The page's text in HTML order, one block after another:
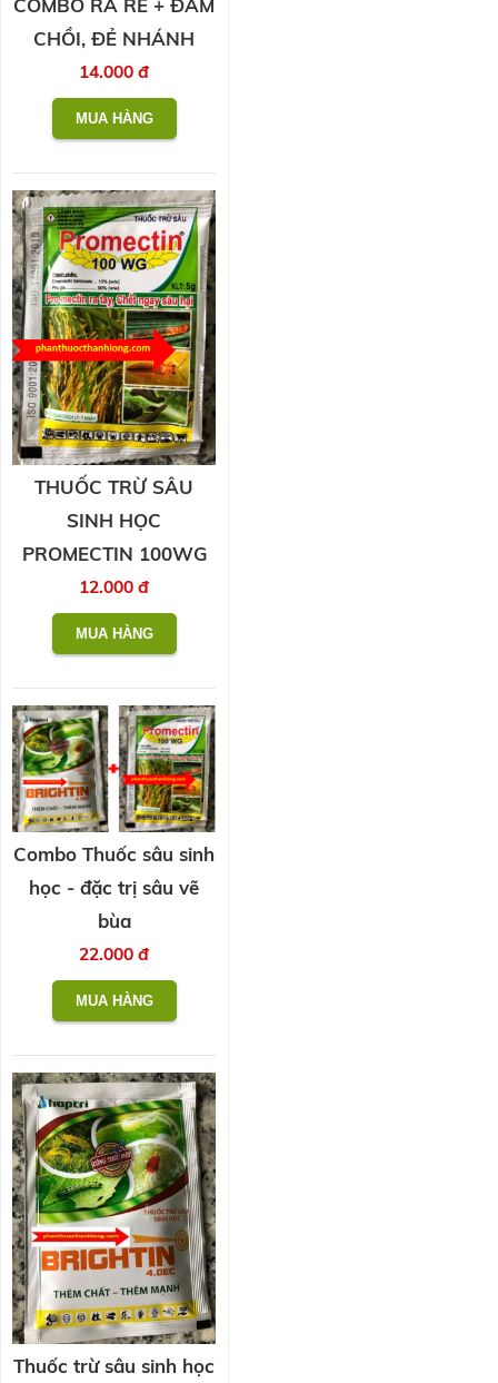
COMBO RA RỄ + ĐÂM
CHỒI, ĐẺ NHÁNH
14.000 đ
THUỐC TRỪ SÂU
SINH HỌC
PROMECTIN 100WG
12.000 đ
Combo Thuốc sâu sinh
học - đặc trị sâu vẽ
bùa
22.000 đ
Thuốc trừ sâu sinh học